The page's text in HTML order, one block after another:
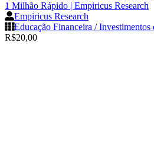
1 Milhão Rápido | Empiricus Research
Empiricus Research
Educação Financeira / Investimentos
R$20,00